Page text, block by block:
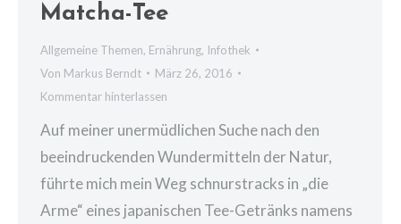
Matcha-Tee
Allgemeine Themen, Ernährung, Infothek
Von Markus Berndt
März 26, 2016
Kommentar hinterlassen
Auf meiner unermüdlichen Suche nach den
beeindruckenden Wundermitteln der Natur,
führte mich mein Weg schnurstracks in „die
Arme“ eines japanischen Tee-Getränks namens